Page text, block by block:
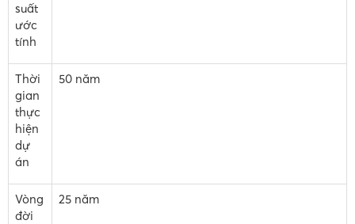
suất
ước
tính
Thời
gian
thực
hiện
dự
án
50 năm
Vòng
đời
25 năm